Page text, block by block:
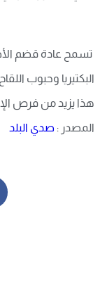
تسمح عادة قضم
البكتيريا وحبوب
هذا يزيد من فرص
المصدر : صدي البلد